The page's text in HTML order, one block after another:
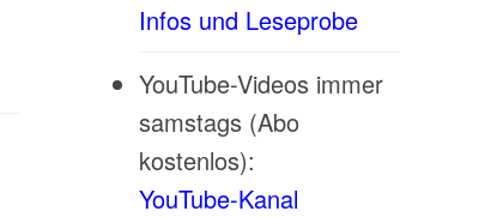
Infos und Leseprobe
YouTube-Videos immer
samstags (Abo
kostenlos):
YouTube-Kanal